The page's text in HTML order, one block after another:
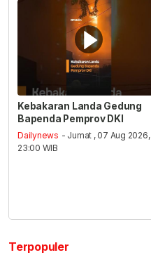
Kebakaran Landa Gedung
Bapenda Pemprov DKI
Dailynews - Jumat , 07 Aug 2026,
23:00 WIB
Terpopuler